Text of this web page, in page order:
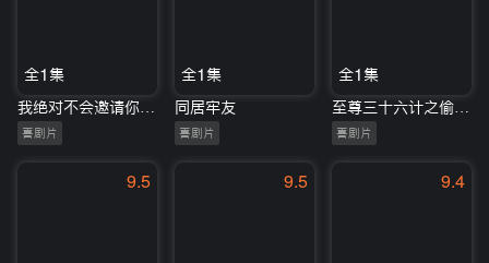
全1集
我绝对不会邀请你参加我的成人礼
喜剧片
全1集
同居牢友
喜剧片
全1集
至尊三十六计之偷天换日(国)
喜剧片
9.5 9.5 9.4